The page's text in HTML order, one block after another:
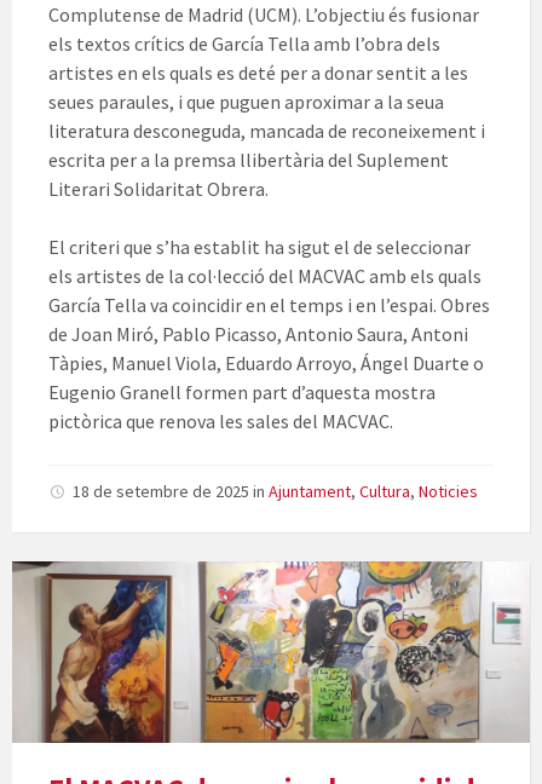
Complutense de Madrid (UCM). L’objectiu és fusionar
els textos crítics de García Tella amb l’obra dels
artistes en els quals es deté per a donar sentit a les
seues paraules, i que puguen aproximar a la seua
literatura desconeguda, mancada de reconeixement i
escrita per a la premsa llibertària del Suplement
Literari Solidaritat Obrera.
El criteri que s’ha establit ha sigut el de seleccionar
els artistes de la col·lecció del MACVAC amb els quals
García Tella va coincidir en el temps i en l’espai. Obres
de Joan Miró, Pablo Picasso, Antonio Saura, Antoni
Tàpies, Manuel Viola, Eduardo Arroyo, Ángel Duarte o
Eugenio Granell formen part d’aquesta mostra
pictòrica que renova les sales del MACVAC.
18 de setembre de 2025 in Ajuntament, Cultura, Noticies